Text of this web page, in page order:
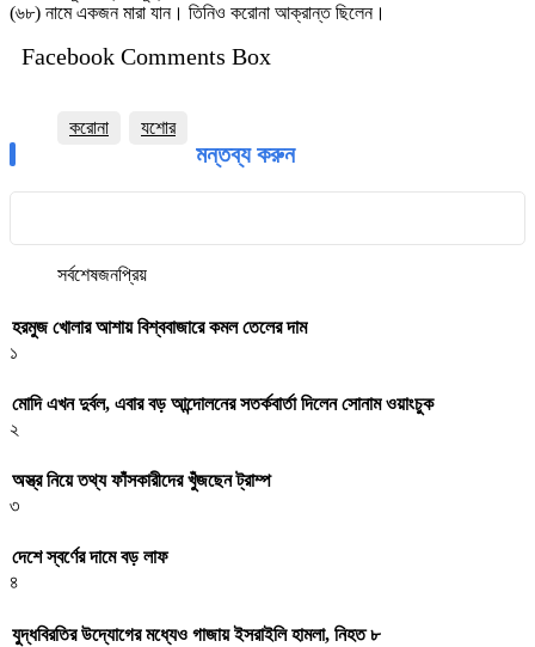
(৬৮) নামে একজন মারা যান। তিনিও করোনা আক্রান্ত ছিলেন।
Facebook Comments Box
করোনা যশোর
মন্তব্য করুন
সর্বশেষজনপ্রিয়
হরমুজ খোলার আশায় বিশ্ববাজারে কমল তেলের দাম
১
মোদি এখন দুর্বল, এবার বড় আন্দোলনের সতর্কবার্তা দিলেন সোনাম ওয়াংচুক
২
অস্ত্র নিয়ে তথ্য ফাঁসকারীদের খুঁজছেন ট্রাম্প
৩
দেশে স্বর্ণের দামে বড় লাফ
৪
যুদ্ধবিরতির উদ্যোগের মধ্যেও গাজায় ইসরাইলি হামলা, নিহত ৮